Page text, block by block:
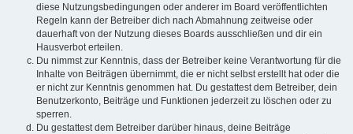
diese Nutzungsbedingungen oder anderer im Board veröffentlichten
Regeln kann der Betreiber dich nach Abmahnung zeitweise oder
dauerhaft von der Nutzung dieses Boards ausschließen und dir ein
Hausverbot erteilen.
Du nimmst zur Kenntnis, dass der Betreiber keine Verantwortung für die
Inhalte von Beiträgen übernimmt, die er nicht selbst erstellt hat oder die
er nicht zur Kenntnis genommen hat. Du gestattest dem Betreiber, dein
Benutzerkonto, Beiträge und Funktionen jederzeit zu löschen oder zu
sperren.
Du gestattest dem Betreiber darüber hinaus, deine Beiträge